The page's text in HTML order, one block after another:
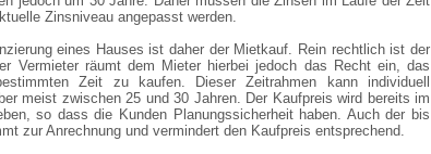
Zinsniveau angepasst werden.
eines Hauses ist daher der Mietkauf. Rein rechtlich ist der
Vermieter räumt dem Mieter hierbei jedoch das Recht ein, das
Zeit zu kaufen. Dieser Zeitrahmen kann individuell
meist zwischen 25 und 30 Jahren. Der Kaufpreis wird bereits im
so dass die Kunden Planungssicherheit haben. Auch der bis
zur Anrechnung und vermindert den Kaufpreis entsprechend.